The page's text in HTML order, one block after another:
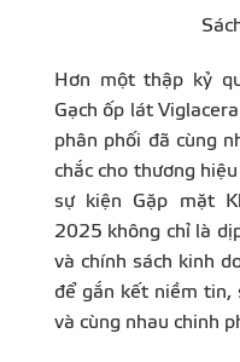
Hơn một thập kỷ
Gạch ốp lát
phân phối đã cùng
chắc cho thương
sự kiện Gặp mặt
2025 không chỉ là
và chính sách kinh
để gắn kết niềm tin,
và cùng nhau chinh